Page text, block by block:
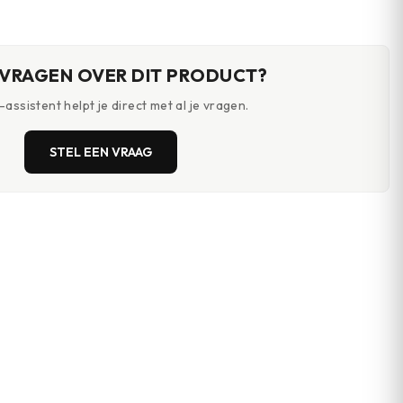
OVER DIT PRODUCT?
assistent helpt je direct met al je vragen.
STEL EEN VRAAG